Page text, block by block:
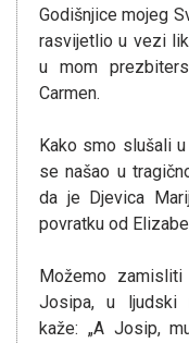
Godišnjice mojeg
rasvijetlio u vezi
u mom
Carmen.
Kako smo slušali
se našao u
da je Djevica
povratku od
Možemo
Josipa, u ljudski
kaže: „A Josip,